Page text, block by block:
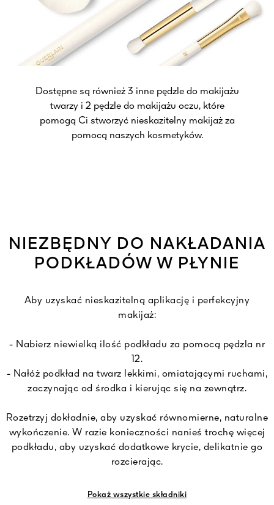
Dostępne są również 3 inne pędzle do makijażu
twarzy i 2 pędzle do makijażu oczu, które
pomogą Ci stworzyć nieskazitelny makijaż za
pomocą naszych kosmetyków.
NIEZBĘDNY DO NAKŁADANIA
PODKŁADÓW W PŁYNIE
Aby uzyskać nieskazitelną aplikację i perfekcyjny
makijaż:
- Nabierz niewielką ilość podkładu za pomocą pędzla nr
12.
- Nałóż podkład na twarz lekkimi, omiatającymi ruchami,
zaczynając od środka i kierując się na zewnątrz.
Rozetrzyj dokładnie, aby uzyskać równomierne, naturalne
wykończenie. W razie konieczności nanieś trochę więcej
podkładu, aby uzyskać dodatkowe krycie, delikatnie go
rozcierając.
Pokaż wszystkie składniki